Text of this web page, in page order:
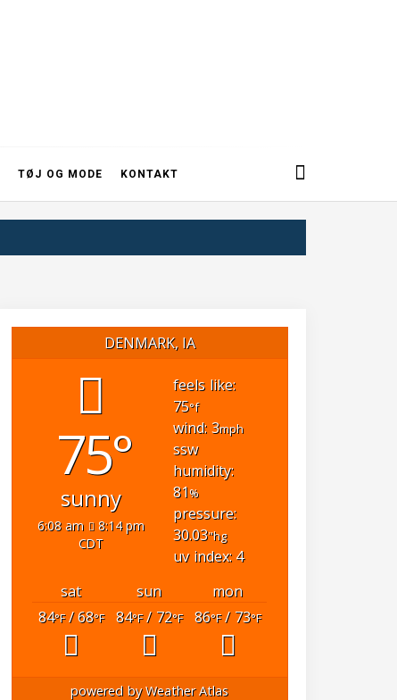
TØJ OG MODE KONTAKT
DENMARK, IA
75°
sunny
6:08 am
8:14 pm
CDT
feels like:
75°f
wind: 3mph
ssw
humidity:
81%
pressure:
30.03"hg
uv index: 4
sat
sun
mon
84°F/ 68°F 84°F/ 72°F 86°F/ 73°F
powered byWeather Atlas